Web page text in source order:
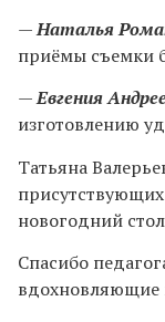
—Наталья
приёмы съемки
—Евгения
изготовлению
Татьяна
новогодний
Спасибо
вдохновляющие